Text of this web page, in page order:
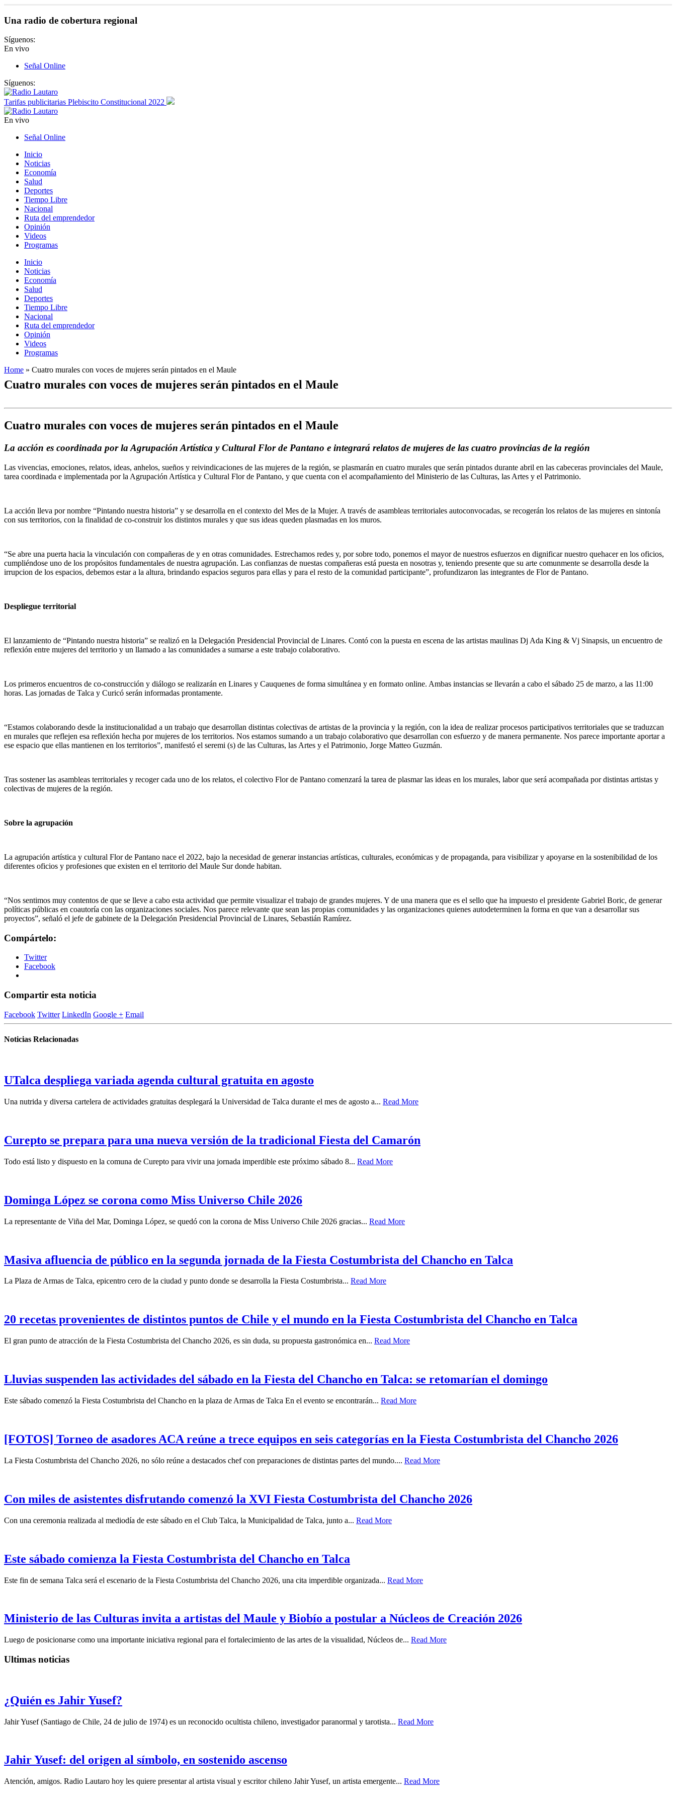
Una radio de cobertura regional
Síguenos:
En vivo
Señal Online
Síguenos:
Tarifas publicitarias Plebiscito Constitucional 2022
En vivo
Señal Online
Inicio
Noticias
Economía
Salud
Deportes
Tiempo Libre
Nacional
Ruta del emprendedor
Opinión
Videos
Programas
Inicio
Noticias
Economía
Salud
Deportes
Tiempo Libre
Nacional
Ruta del emprendedor
Opinión
Videos
Programas
Home » Cuatro murales con voces de mujeres serán pintados en el Maule
Cuatro murales con voces de mujeres serán pintados en el Maule
Cuatro murales con voces de mujeres serán pintados en el Maule
La acción es coordinada por la Agrupación Artística y Cultural Flor de Pantano e integrará relatos de mujeres de las cuatro provincias de la región
Las vivencias, emociones, relatos, ideas, anhelos, sueños y reivindicaciones de las mujeres de la región, se plasmarán en cuatro murales que serán pintados durante abril en las cabeceras provinciales del Maule,
tarea coordinada e implementada por la Agrupación Artística y Cultural Flor de Pantano, y que cuenta con el acompañamiento del Ministerio de las Culturas, las Artes y el Patrimonio.
La acción lleva por nombre “Pintando nuestra historia” y se desarrolla en el contexto del Mes de la Mujer. A través de asambleas territoriales autoconvocadas, se recogerán los relatos de las mujeres en sintonía
con sus territorios, con la finalidad de co-construir los distintos murales y que sus ideas queden plasmadas en los muros.
“Se abre una puerta hacia la vinculación con compañeras de y en otras comunidades. Estrechamos redes y, por sobre todo, ponemos el mayor de nuestros esfuerzos en dignificar nuestro quehacer en los oficios,
cumpliéndose uno de los propósitos fundamentales de nuestra agrupación. Las confianzas de nuestas compañeras está puesta en nosotras y, teniendo presente que su arte comunmente se desarrolla desde la
irrupcion de los espacios, debemos estar a la altura, brindando espacios seguros para ellas y para el resto de la comunidad participante”, profundizaron las integrantes de Flor de Pantano.
Despliegue territorial
El lanzamiento de “Pintando nuestra historia” se realizó en la Delegación Presidencial Provincial de Linares. Contó con la puesta en escena de las artistas maulinas Dj Ada King & Vj Sinapsis, un encuentro de
reflexión entre mujeres del territorio y un llamado a las comunidades a sumarse a este trabajo colaborativo.
Los primeros encuentros de co-construcción y diálogo se realizarán en Linares y Cauquenes de forma simultánea y en formato online. Ambas instancias se llevarán a cabo el sábado 25 de marzo, a las 11:00
horas. Las jornadas de Talca y Curicó serán informadas prontamente.
“Estamos colaborando desde la institucionalidad a un trabajo que desarrollan distintas colectivas de artistas de la provincia y la región, con la idea de realizar procesos participativos territoriales que se traduzcan
en murales que reflejen esa reflexión hecha por mujeres de los territorios. Nos estamos sumando a un trabajo colaborativo que desarrollan con esfuerzo y de manera permanente. Nos parece importante aportar a
ese espacio que ellas mantienen en los territorios”, manifestó el seremi (s) de las Culturas, las Artes y el Patrimonio, Jorge Matteo Guzmán.
Tras sostener las asambleas territoriales y recoger cada uno de los relatos, el colectivo Flor de Pantano comenzará la tarea de plasmar las ideas en los murales, labor que será acompañada por distintas artistas y
colectivas de mujeres de la región.
Sobre la agrupación
La agrupación artística y cultural Flor de Pantano nace el 2022, bajo la necesidad de generar instancias artísticas, culturales, económicas y de propaganda, para visibilizar y apoyarse en la sostenibilidad de los
diferentes oficios y profesiones que existen en el territorio del Maule Sur donde habitan.
“Nos sentimos muy contentos de que se lleve a cabo esta actividad que permite visualizar el trabajo de grandes mujeres. Y de una manera que es el sello que ha impuesto el presidente Gabriel Boric, de generar
políticas públicas en coautoría con las organizaciones sociales. Nos parece relevante que sean las propias comunidades y las organizaciones quienes autodeterminen la forma en que van a desarrollar sus
proyectos”, señaló el jefe de gabinete de la Delegación Presidencial Provincial de Linares, Sebastián Ramírez.
Compártelo:
Twitter
Facebook
Compartir esta noticia
Facebook Twitter LinkedIn Google + Email
Noticias Relacionadas
UTalca despliega variada agenda cultural gratuita en agosto
Una nutrida y diversa cartelera de actividades gratuitas desplegará la Universidad de Talca durante el mes de agosto a... Read More
Curepto se prepara para una nueva versión de la tradicional Fiesta del Camarón
Todo está listo y dispuesto en la comuna de Curepto para vivir una jornada imperdible este próximo sábado 8... Read More
Dominga López se corona como Miss Universo Chile 2026
La representante de Viña del Mar, Dominga López, se quedó con la corona de Miss Universo Chile 2026 gracias... Read More
Masiva afluencia de público en la segunda jornada de la Fiesta Costumbrista del Chancho en Talca
La Plaza de Armas de Talca, epicentro cero de la ciudad y punto donde se desarrolla la Fiesta Costumbrista... Read More
20 recetas provenientes de distintos puntos de Chile y el mundo en la Fiesta Costumbrista del Chancho en Talca
El gran punto de atracción de la Fiesta Costumbrista del Chancho 2026, es sin duda, su propuesta gastronómica en... Read More
Lluvias suspenden las actividades del sábado en la Fiesta del Chancho en Talca: se retomarían el domingo
Este sábado comenzó la Fiesta Costumbrista del Chancho en la plaza de Armas de Talca En el evento se encontrarán... Read More
[FOTOS] Torneo de asadores ACA reúne a trece equipos en seis categorías en la Fiesta Costumbrista del Chancho 2026
La Fiesta Costumbrista del Chancho 2026, no sólo reúne a destacados chef con preparaciones de distintas partes del mundo.... Read More
Con miles de asistentes disfrutando comenzó la XVI Fiesta Costumbrista del Chancho 2026
Con una ceremonia realizada al mediodía de este sábado en el Club Talca, la Municipalidad de Talca, junto a... Read More
Este sábado comienza la Fiesta Costumbrista del Chancho en Talca
Este fin de semana Talca será el escenario de la Fiesta Costumbrista del Chancho 2026, una cita imperdible organizada... Read More
Ministerio de las Culturas invita a artistas del Maule y Biobío a postular a Núcleos de Creación 2026
Luego de posicionarse como una importante iniciativa regional para el fortalecimiento de las artes de la visualidad, Núcleos de... Read More
Ultimas noticias
¿Quién es Jahir Yusef?
Jahir Yusef (Santiago de Chile, 24 de julio de 1974) es un reconocido ocultista chileno, investigador paranormal y tarotista... Read More
Jahir Yusef: del origen al símbolo, en sostenido ascenso
Atención, amigos. Radio Lautaro hoy les quiere presentar al artista visual y escritor chileno Jahir Yusef, un artista emergente... Read More